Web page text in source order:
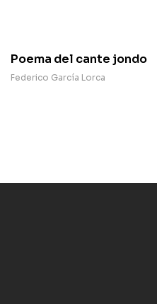
Poema del cante jondo
Federico García Lorca